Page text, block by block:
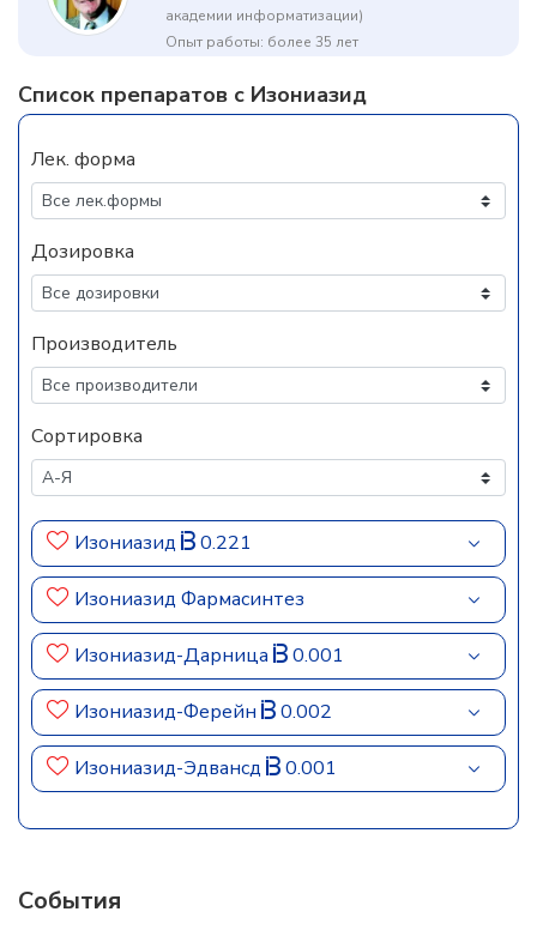
академии информатизации)
Опыт работы: более 35 лет
Список препаратов с Изониазид
Лек. форма
Дозировка
Производитель
Сортировка
Изониазид 0.221
Изониазид Фармасинтез
Изониазид-Дарница 0.001
Изониазид-Ферейн 0.002
Изониазид-Эдвансд 0.001
События